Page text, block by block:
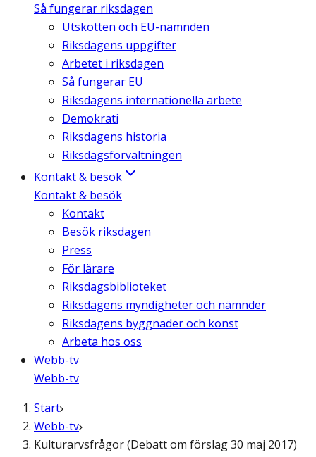
Så fungerar riksdagen
Utskotten och EU-nämnden
Riksdagens uppgifter
Arbetet i riksdagen
Så fungerar EU
Riksdagens internationella arbete
Demokrati
Riksdagens historia
Riksdagsförvaltningen
Kontakt & besök
Kontakt & besök
Kontakt
Besök riksdagen
Press
För lärare
Riksdagsbiblioteket
Riksdagens myndigheter och nämnder
Riksdagens byggnader och konst
Arbeta hos oss
Webb-tv
Webb-tv
Start
Webb-tv
Kulturarvsfrågor (Debatt om förslag 30 maj 2017)